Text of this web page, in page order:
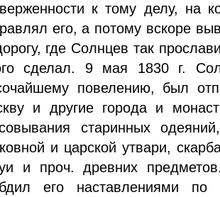
к тому делу, на
его, а потому вскоре
где Солнцев так
сделал. 9 мая 1830 г.
повелению, был
и другие города и
старинных
и царской утвари,
и проч. древних
его наставлениями по